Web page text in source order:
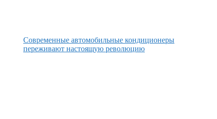
Современные автомобильные кондиционеры
переживают настоящую революцию